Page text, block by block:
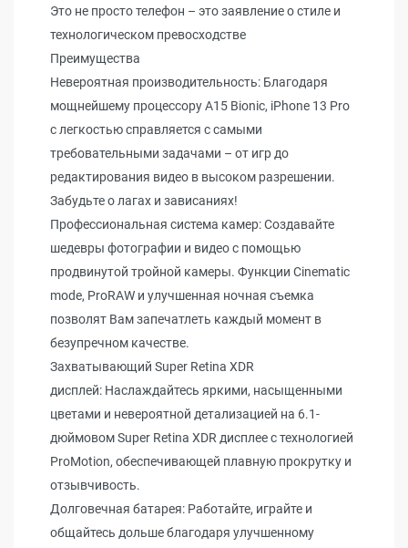
Это не просто телефон – это заявление о стиле и
технологическом превосходстве
Преимущества
Невероятная производительность: Благодаря
мощнейшему процессору A15 Bionic, iPhone 13 Pro
с легкостью справляется с самыми
требовательными задачами – от игр до
редактирования видео в высоком разрешении.
Забудьте о лагах и зависаниях!
Профессиональная система камер: Создавайте
шедевры фотографии и видео с помощью
продвинутой тройной камеры. Функции Cinematic
mode, ProRAW и улучшенная ночная съемка
позволят Вам запечатлеть каждый момент в
безупречном качестве.
Захватывающий Super Retina XDR
дисплей: Наслаждайтесь яркими, насыщенными
цветами и невероятной детализацией на 6.1-
дюймовом Super Retina XDR дисплее с технологией
ProMotion, обеспечивающей плавную прокрутку и
отзывчивость.
Долговечная батарея: Работайте, играйте и
общайтесь дольше благодаря улучшенному